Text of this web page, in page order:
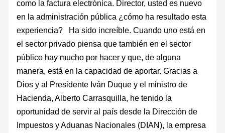
como la factura electrónica. Director, usted es nuevo
en la admi­nistración pública ¿cómo ha resultado esta
experiencia? Ha sido increíble. Cuando uno está en
el sector privado piensa que también en el sector
público hay mucho por hacer y que, de alguna
manera, está en la capacidad de aportar. Gracias a
Dios y al Presidente Iván Duque y el ministro de
Hacienda, Alberto Carrasquilla, he tenido la
oportunidad de servir al país desde la Dirección de
Impues­tos y Aduanas Nacionales (DIAN), la em­presa